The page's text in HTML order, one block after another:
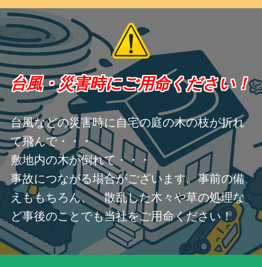
台風・災害時にご用命ください！
台風などの災害時に自宅の庭の木の枝が折れ
て飛んで・・・
敷地内の木が倒れて・・・
事故につながる場合がございます。事前の備
えももちろん、 散乱した木々や草の処理な
ど事後のことでも当社をご用命ください！